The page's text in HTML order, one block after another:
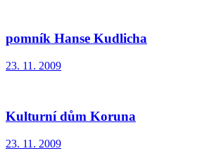
pomník Hanse Kudlicha
23. 11. 2009
Kulturní dům Koruna
23. 11. 2009